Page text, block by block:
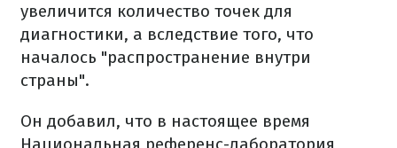
увеличится количество точек для
диагностики, а вследствие того, что
началось "распространение внутри
страны".
Он добавил, что в настоящее время